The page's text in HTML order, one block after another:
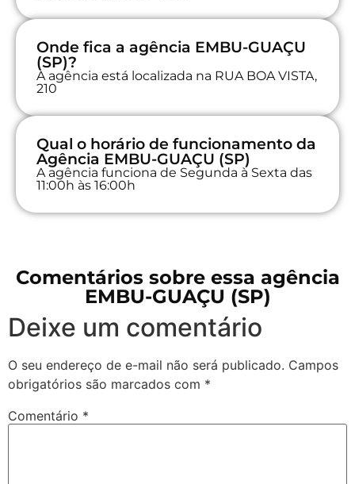
Onde fica a agência EMBU-GUAÇU
(SP)?
A agência está localizada na RUA BOA VISTA,
210
Qual o horário de funcionamento da
Agência EMBU-GUAÇU (SP)
A agência funciona de Segunda à Sexta das
11:00h às 16:00h
Comentários sobre essa agência
EMBU-GUAÇU (SP)
Deixe um comentário
O seu endereço de e-mail não será publicado. Campos
obrigatórios são marcados com *
Comentário *